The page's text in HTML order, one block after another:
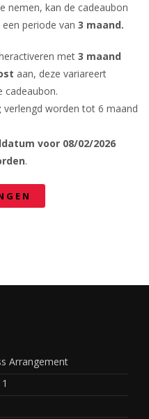
nemen, kan de cadeaubon
periode van 3 maand.
met 3 maand
aan, deze variareert
cadeaubon.
verlengd worden tot 6 maand
voor 08/02/2026
.
Arrangement